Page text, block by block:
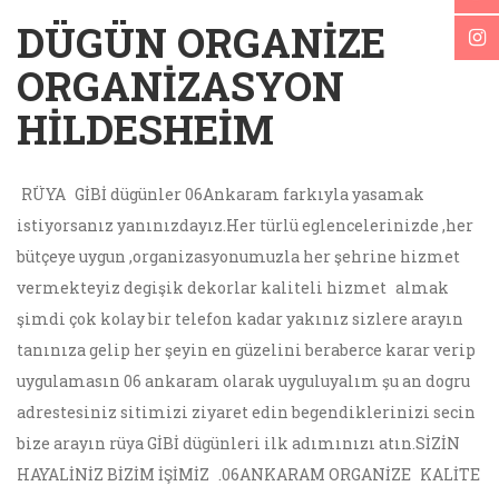
DÜGÜN ORGANIZE
ORGANIZASYON
HILDESHEIM
RÜYA GİBİ dügünler 06Ankaram farkıyla yasamak
istiyorsanız yanınızdayız.Her türlü eglencelerinizde ,her
bütçeye uygun ,organizasyonumuzla her şehrine hizmet
vermekteyiz degişik dekorlar kaliteli hizmet almak
şimdi çok kolay bir telefon kadar yakınız sizlere arayın
tanınıza gelip her şeyin en güzelini beraberce karar verip
uygulamasın 06 ankaram olarak uyguluyalım şu an dogru
adrestesiniz sitimizi ziyaret edin begendiklerinizi secin
bize arayın rüya GİBİ dügünleri ilk adımınızı atın.SİZİN
HAYALİNİZ BİZİM İŞİMİZ
.06ANKARAM ORGANİZE KALİTE